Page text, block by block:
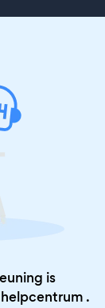
is
helpcentrum .